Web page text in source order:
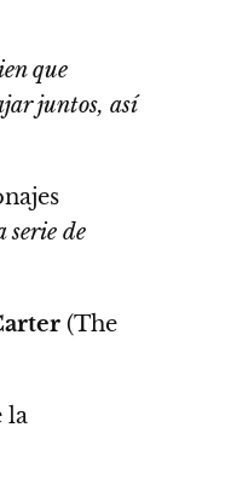
que
juntos, así
serie de
(The
la